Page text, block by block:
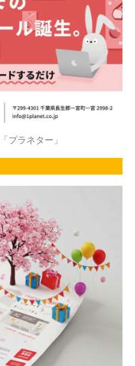
プラネター」